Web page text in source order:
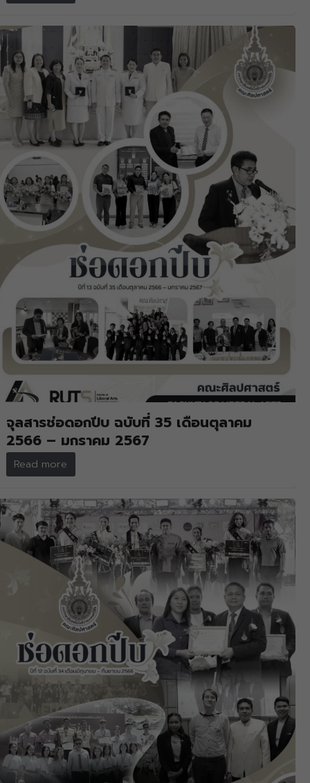
จุลสารช่อดอกปีบ ฉบับที่ 35 เดือนตุลาคม
2566 – มกราคม 2567
Read more